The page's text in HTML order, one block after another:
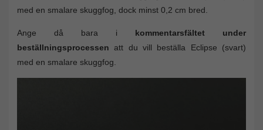
med en smalare skuggfog, dock minst 0,2 cm bred.
Ange då bara i kommentarsfältet under
beställningsprocessen att du vill beställa Eclipse (svart)
med en smalare skuggfog.